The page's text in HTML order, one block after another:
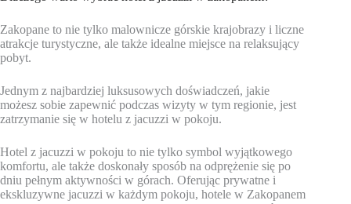
Zakopane to nie tylko malownicze górskie krajobrazy i liczne
atrakcje turystyczne, ale także idealne miejsce na relaksujący
pobyt.
Jednym z najbardziej luksusowych doświadczeń, jakie
możesz sobie zapewnić podczas wizyty w tym regionie, jest
zatrzymanie się w hotelu z jacuzzi w pokoju.
Hotel z jacuzzi w pokoju to nie tylko symbol wyjątkowego
komfortu, ale także doskonały sposób na odprężenie się po
dniu pełnym aktywności w górach. Oferując prywatne i
ekskluzywne jacuzzi w każdym pokoju, hotele w Zakopanem